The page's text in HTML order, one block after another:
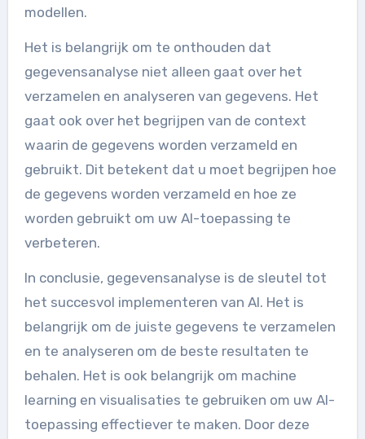
modellen.
Het is belangrijk om te onthouden dat
gegevensanalyse niet alleen gaat over het
verzamelen en analyseren van gegevens. Het
gaat ook over het begrijpen van de context
waarin de gegevens worden verzameld en
gebruikt. Dit betekent dat u moet begrijpen hoe
de gegevens worden verzameld en hoe ze
worden gebruikt om uw AI-toepassing te
verbeteren.
In conclusie, gegevensanalyse is de sleutel tot
het succesvol implementeren van AI. Het is
belangrijk om de juiste gegevens te verzamelen
en te analyseren om de beste resultaten te
behalen. Het is ook belangrijk om machine
learning en visualisaties te gebruiken om uw AI-
toepassing effectiever te maken. Door deze